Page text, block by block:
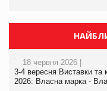
18 червня 2026 |
3-4 вересня Виставки та
2026: Власна марка -